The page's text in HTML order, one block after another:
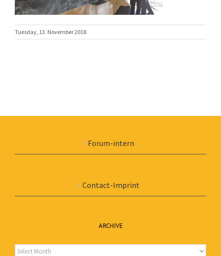
Tuesday, 13. November 2018
Forum-intern
Contact-Imprint
ARCHIVE
Archive